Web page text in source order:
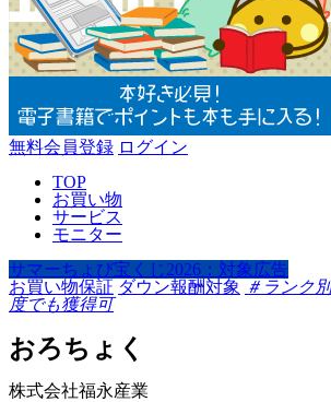
無料会員登録 ログイン
TOP
お買い物
サービス
モニター
サマーちょび宝くじ2026：対象広告
お買い物保証 ダウン報酬対象 ＃ランク
度でも獲得可
おろちょく
株式会社福永産業